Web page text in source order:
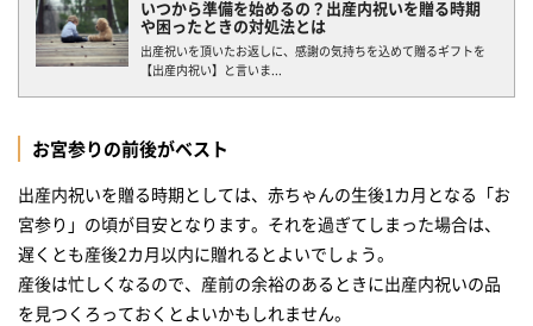
いつから準備を始めるの？出産内祝いを贈る時期
や困ったときの対処法とは
出産祝いを頂いたお返しに、感謝の気持ちを込めて贈るギフトを
【出産内祝い】と言いま...
お宮参りの前後がベスト
出産内祝いを贈る時期としては、赤ちゃんの生後1カ月となる「お
宮参り」の頃が目安となります。それを過ぎてしまった場合は、
遅くとも産後2カ月以内に贈れるとよいでしょう。
産後は忙しくなるので、産前の余裕のあるときに出産内祝いの品
を見つくろっておくとよいかもしれません。